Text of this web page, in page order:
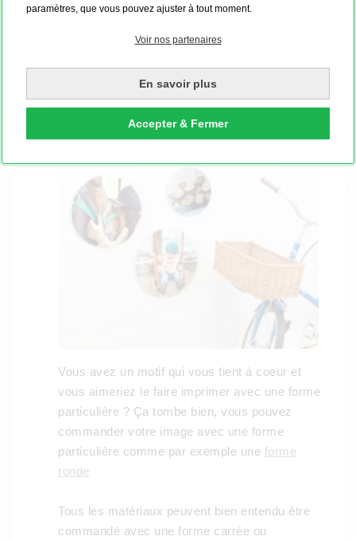
paramètres, que vous pouvez ajuster à tout moment.
Voir nos partenaires
En savoir plus
Accepter & Fermer
NOS OPTIONS À DISPOSITION
D'IMPRESSION
Vous avez un motif qui vous tient à coeur et
vous aimeriez le faire imprimer avec une forme
particulière ? Ça tombe bien, vous pouvez
commander votre image avec une forme
particulière comme par exemple une forme
ronde
Tous les matériaux peuvent bien entendu être
commandé avec une forme carrée ou